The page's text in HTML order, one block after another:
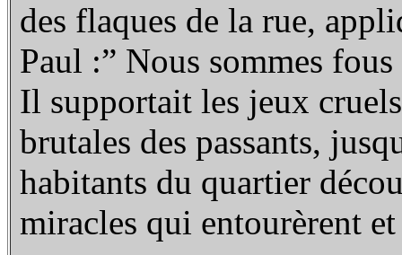
des flaques de la rue,
Paul :” Nous sommes
Il supportait les jeux
brutales des passants,
habitants du quartier
miracles qui entourèrent